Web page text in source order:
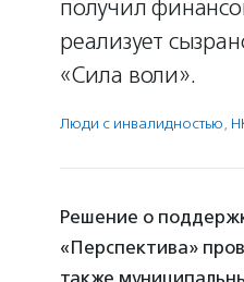
получил
реализует
«Сила воли».
Люди с инвалидностью,
Решение о
«Перспектива»
также